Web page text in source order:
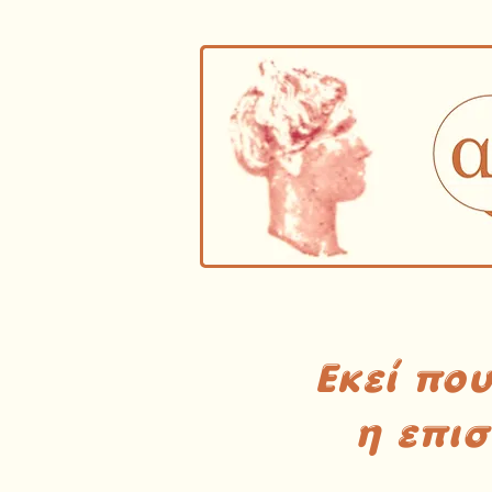
Εκεί
η